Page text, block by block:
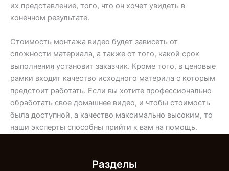
их представление, того, что он хочет увидеть в
конечном результате.
Стоимость монтажа видео будет зависеть от
сложности материала, а также от того, какой срок
выполнения установит заказчик. Кроме того, в ценовые
рамки входит качество исходного материла с которым
предстоит работать. Если вы хотите профессионально
обработать свое домашнее видео, и чтобы стоимость
была доступной, а качество максимально высоким, то
наши эксперты способны прийти к вам на помощь.
Разделы